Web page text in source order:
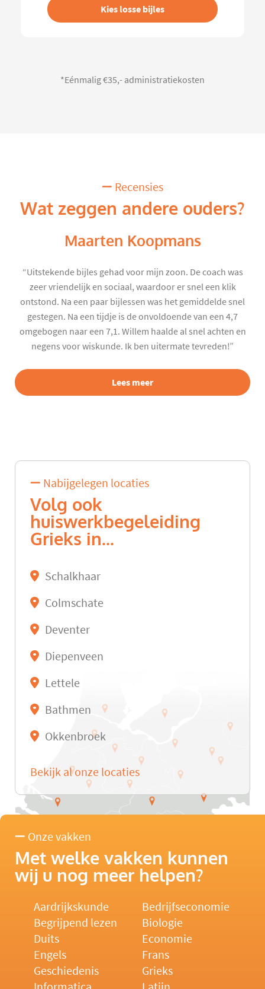
Kies losse bijles
*Eénmalig €35,- administratiekosten
Recensies
Wat zeggen andere ouders?
Maarten Koopmans
“Uitstekende bijles gehad voor mijn zoon. De coach was
zeer vriendelijk en sociaal, waardoor er snel een klik
ontstond. Na een paar bijlessen was het gemiddelde snel
gestegen. Na een tijdje is de onvoldoende van een 4,7
omgebogen naar een 7,1. Willem haalde al snel achten en
negens voor wiskunde. Ik ben uitermate tevreden!”
Lees meer
Nabijgelegen locaties
Volg ook
huiswerkbegeleiding
Grieks in...
Schalkhaar
Colmschate
Deventer
Diepenveen
Lettele
Bathmen
Okkenbroek
Bekijk al onze locaties
Onze vakken
Met welke vakken kunnen
wij u nog meer helpen?
Aardrijkskunde
Bedrijfseconomie
Begrijpend lezen
Biologie
Duits
Economie
Engels
Frans
Geschiedenis
Grieks